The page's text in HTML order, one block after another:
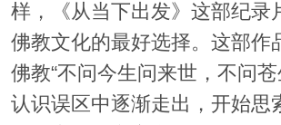
样，《从当下出发》这部纪录
佛教文化的最好选择。这部作
佛教“不问今生问来世，不问苍
认识误区中逐渐走出，开始思